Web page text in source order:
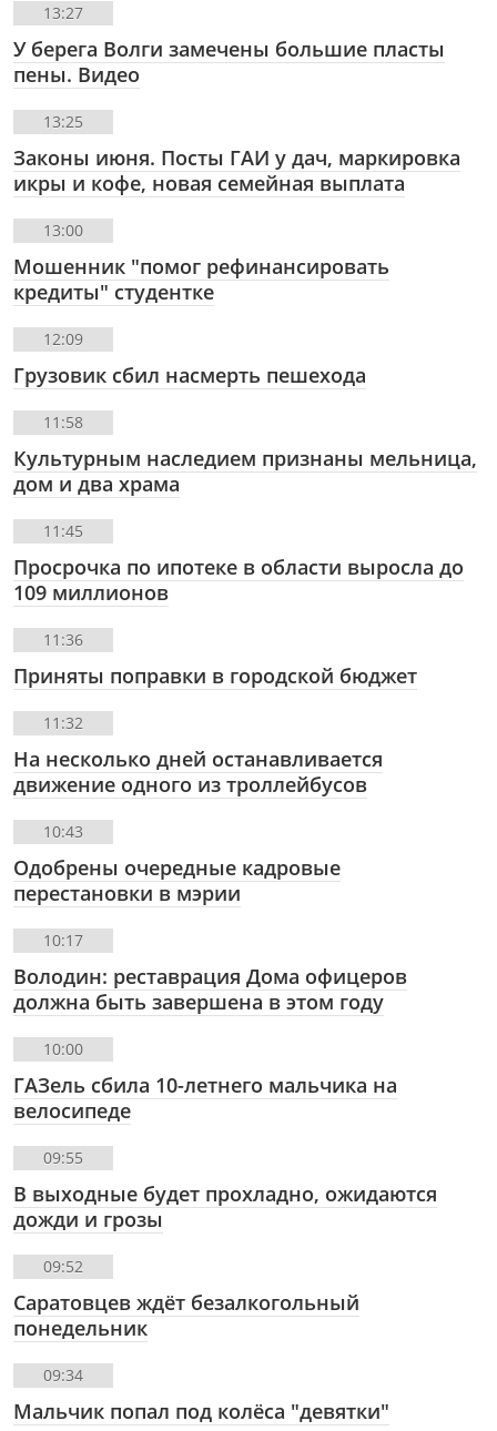
13:27
У берега Волги замечены большие пласты
пены. Видео
13:25
Законы июня. Посты ГАИ у дач, маркировка
икры и кофе, новая семейная выплата
13:00
Мошенник "помог рефинансировать
кредиты" студентке
12:09
Грузовик сбил насмерть пешехода
11:58
Культурным наследием признаны мельница,
дом и два храма
11:45
Просрочка по ипотеке в области выросла до
109 миллионов
11:36
Приняты поправки в городской бюджет
11:32
На несколько дней останавливается
движение одного из троллейбусов
10:43
Одобрены очередные кадровые
перестановки в мэрии
10:17
Володин: реставрация Дома офицеров
должна быть завершена в этом году
10:00
ГАЗель сбила 10-летнего мальчика на
велосипеде
09:55
В выходные будет прохладно, ожидаются
дожди и грозы
09:52
Саратовцев ждёт безалкогольный
понедельник
09:34
Мальчик попал под колёса "девятки"